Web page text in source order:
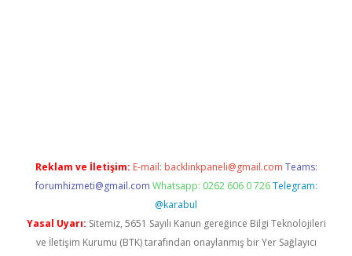
Reklam ve İletişim: E-mail: backlinkpaneli@gmail.com Teams:
forumhizmeti@gmail.com Whatsapp: 0262 606 0 726 Telegram:
@karabul
Yasal Uyarı: Sitemiz, 5651 Sayılı Kanun gereğince Bilgi Teknolojileri
ve İletişim Kurumu (BTK) tarafından onaylanmış bir Yer Sağlayıcı